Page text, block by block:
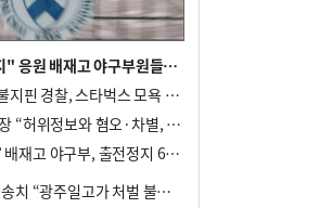
"스타벅스 가야지" 응원 배재고 야구부원들, 학교서 징계 처분
‘탱크데이’ 다시 불지핀 경찰, 스타벅스 모욕 혐의 압수수색
차정인 국교위원장 “허위정보와 혐오·차별, 학교 교실까지 유입"
‘5·18 폄훼 응원’ 배재고 야구부, 출전정지 6개월→1개월 감경
배재고 야구부 불송치 “광주일고가 처벌 불원 의사 표해”